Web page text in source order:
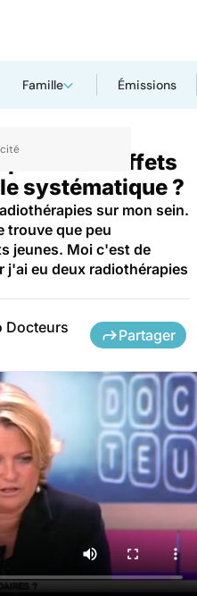
Famille Émissions
d'effets
systématique ?
sur mon sein.
trouve que peu
jeunes. Moi c'est de
j'ai eu deux radiothérapies
Docteurs Partager